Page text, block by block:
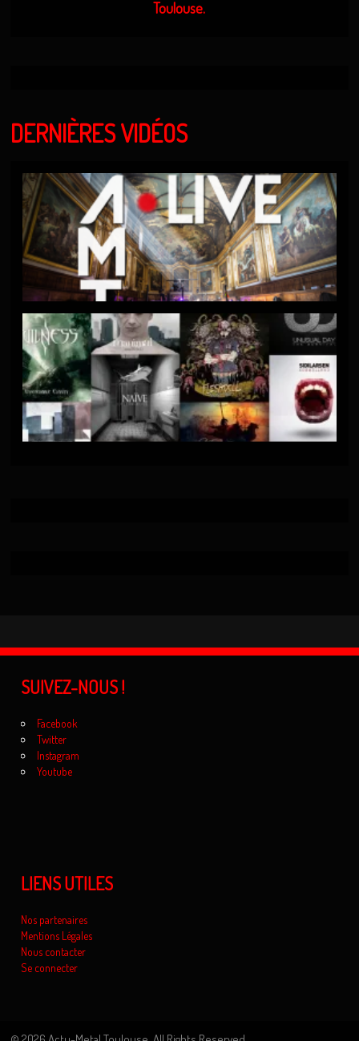
Toulouse.
DERNIÈRES VIDÉOS
SUIVEZ-NOUS !
Facebook
Twitter
Instagram
Youtube
LIENS UTILES
Nos partenaires
Mentions Légales
Nous contacter
Se connecter